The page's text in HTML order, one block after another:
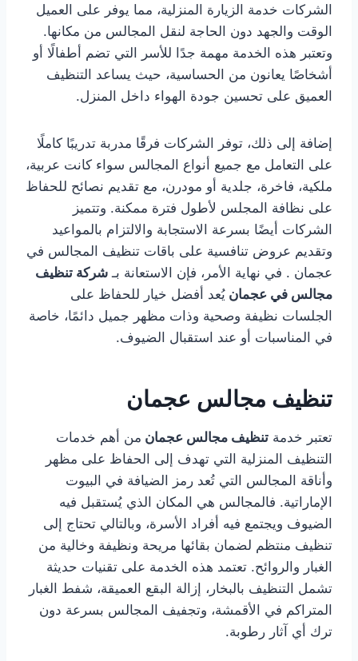
الشركات خدمة الزيارة المنزلية، مما يوفر على العميل
الوقت والجهد دون الحاجة لنقل المجالس من مكانها.
وتعتبر هذه الخدمة مهمة جدًا للأسر التي تضم أطفالًا أو
أشخاصًا يعانون من الحساسية، حيث يساعد التنظيف
العميق على تحسين جودة الهواء داخل المنزل.
إضافة إلى ذلك، توفر الشركات فرقًا مدربة تدريبًا كاملًا
على التعامل مع جميع أنواع المجالس سواء كانت عربية،
ملكية، فاخرة، جلدية أو مودرن، مع تقديم نصائح للحفاظ
على نظافة المجلس لأطول فترة ممكنة. وتتميز
الشركات أيضًا بسرعة الاستجابة والالتزام بالمواعيد
وتقديم عروض تنافسية على باقات تنظيف المجالس في
عجمان . في نهاية الأمر، فإن الاستعانة بـ شركة تنظيف
مجالس في عجمان يُعد أفضل خيار للحفاظ على
الجلسات نظيفة وصحية وذات مظهر جميل دائمًا، خاصة
في المناسبات أو عند استقبال الضيوف.
تنظيف مجالس عجمان
تعتبر خدمة تنظيف مجالس عجمان من أهم خدمات
التنظيف المنزلية التي تهدف إلى الحفاظ على مظهر
وأناقة المجالس التي تُعد رمز الضيافة في البيوت
الإماراتية. فالمجالس هي المكان الذي يُستقبل فيه
الضيوف ويجتمع فيه أفراد الأسرة، وبالتالي تحتاج إلى
تنظيف منتظم لضمان بقائها مريحة ونظيفة وخالية من
الغبار والروائح. تعتمد هذه الخدمة على تقنيات حديثة
تشمل التنظيف بالبخار، إزالة البقع العميقة، شفط الغبار
المتراكم في الأقمشة، وتجفيف المجالس بسرعة دون
ترك أي آثار رطوبة.